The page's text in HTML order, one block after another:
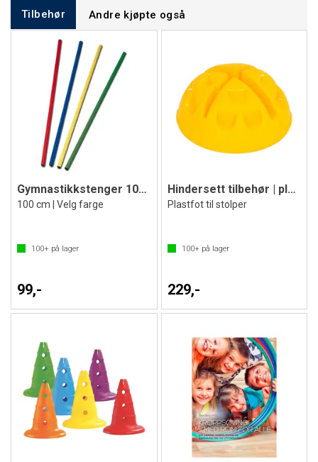
Tilbehør Andre kjøpte også
Gymnastikkstenger 100 cm
100 cm | Velg farge
100+ på lager
99,-
Hindersett tilbehør | plastfot
Plastfot til stolper
100+på lager
229,-